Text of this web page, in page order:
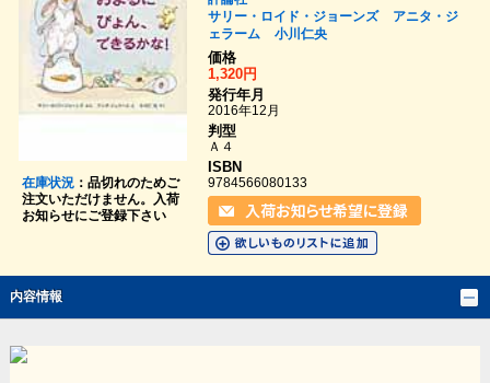
在庫状況：品切れのためご
注文いただけません。入荷
お知らせにご登録下さい
サリー・ロイド・ジョーンズ
アニタ・ジ
ェラーム
小川仁央
価格
1,320円
発行年月
2016年12月
判型
Ａ４
ISBN
9784566080133
内容情報